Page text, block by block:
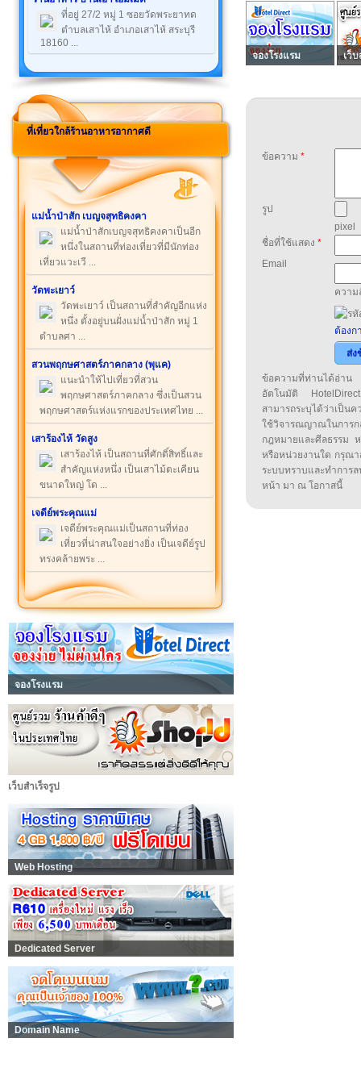
ที่อยู่ 27/2 หมู่ 1 ซอยวัดพระยาทด
ตำบลเสาไห้ อำเภอเสาไห้ สระบุรี
18160 ...
ที่เที่ยวใกล้ร้านอาหารอากาศดี
แม่น้ำป่าสัก เบญจสุทธิคงคา
แม่น้ำป่าสักเบญจสุทธิคงคาเป็นอีก
หนึ่งในสถานที่ท่องเที่ยวที่มีนักท่อง
เที่ยวแวะเวี ...
วัดพะเยาว์
วัดพะเยาว์ เป็นสถานที่สำคัญอีกแห่ง
หนึ่ง ตั้งอยู่บนฝั่งแม่น้ำป่าสัก หมู่ 1
ตำบลศา ...
สวนพฤกษศาสตร์ภาคกลาง (พุแค)
แนะนำให้ไปเที่ยวที่สวน
พฤกษศาสตร์ภาคกลาง ซึ่งเป็นสวน
พฤกษศาสตร์แห่งแรกของประเทศไทย ...
เสาร้องไห้ วัดสูง
เสาร้องไห้ เป็นสถานที่ศักดิ์สิทธิ์และ
สำคัญแห่งหนึ่ง เป็นเสาไม้ตะเคียน
ขนาดใหญ่ โด ...
เจดีย์พระคุณแม่
เจดีย์พระคุณแม่เป็นสถานที่ท่อง
เที่ยวที่น่าสนใจอย่างยิ่ง เป็นเจดีย์รูป
ทรงคล้ายพระ ...
จองโรงแรม
เว็บสำเร็จรูป
Web Hosting
Dedicated Server
Domain Name
จองโรงแรม เว็บ
ข้อความ *
รูป
pixel
ชื่อที่ใช้แสดง *
Email
ความ
ต้องก
ส่ง
ข้อความที่ท่านได้อ่าน
อัตโนมัติ
สามารถระบุได้ว่าเป็น
ใช้วิจารณญาณในกา
กฎหมายและศีลธรรม
หรือหน่วยงานใด กรุณา
ระบบทราบและทำกา
หน้า มา ณ โอกาสนี้